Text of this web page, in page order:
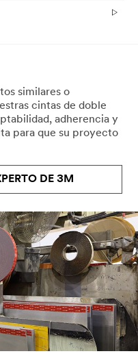
similares o
cintas de doble
adherencia y
para que su proyecto
DE 3M